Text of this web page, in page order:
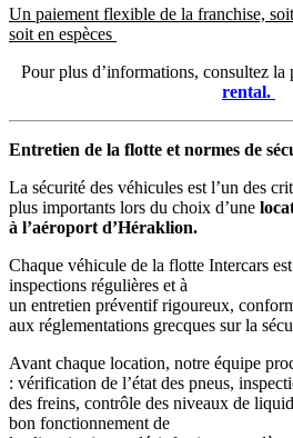
Un paiement flexible de la franchise,
soit en espèces
Pour plus d’informations, consultez la
rental.
Entretien de la flotte et normes de
La sécurité des véhicules est l’un des
plus importants lors du choix d’une
à l’aéroport d’Héraklion.
Chaque véhicule de la flotte Intercars
inspections régulières et à
un entretien préventif rigoureux,
aux réglementations grecques sur la
Avant chaque location, notre équipe
: vérification de l’état des pneus,
des freins, contrôle des niveaux de
bon fonctionnement de